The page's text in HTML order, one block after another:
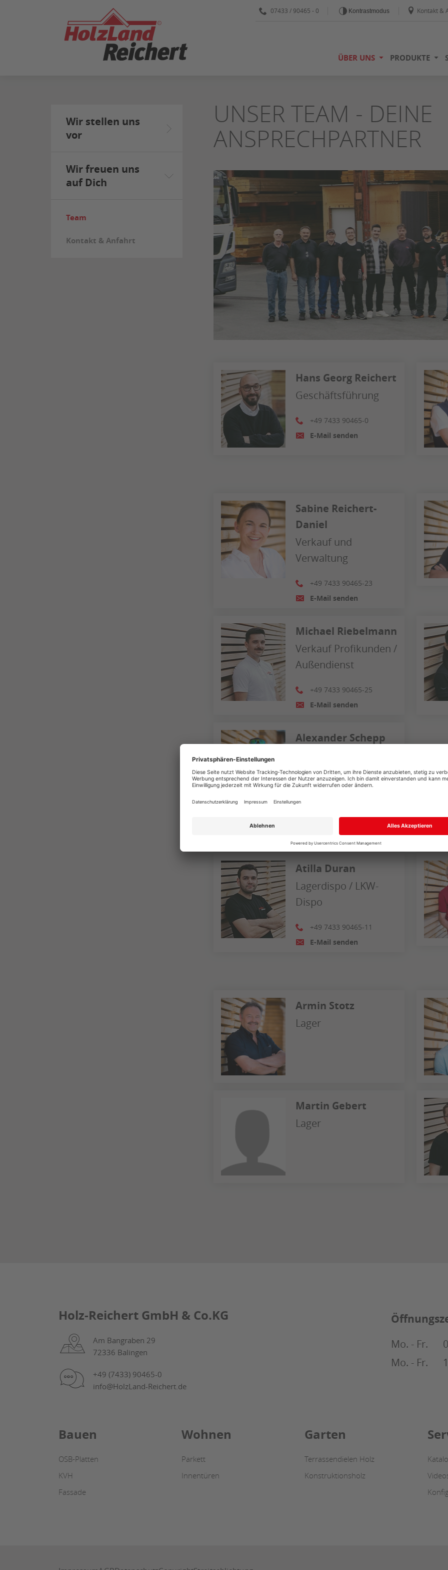
SEITENINHALT
07433 / 90465 - 0 Kontrastmodus Kontakt &
ÜBER UNS PRODUKTE
Wir stellen uns
vor
Wir freuen uns
auf Dich
Team
Kontakt & Anfahrt
UNSER TEAM - DEINE
ANSPRECHPARTNER
Hans Georg Reichert
Geschäftsführung
+49 7433 90465-0
E-Mail senden
Sabine Reichert-
Daniel
Verkauf und
Verwaltung
+49 7433 90465-23
E-Mail senden
Michael Riebelmann
Verkauf Profikunden /
Außendienst
+49 7433 90465-25
E-Mail senden
Alexander Schepp
Atilla Duran
Lagerdispo / LKW-
Dispo
+49 7433 90465-11
E-Mail senden
Armin Stotz
Lager
Martin Gebert
Lager
Holz-Reichert GmbH & Co.KG
Am Bangraben 29
72336 Balingen
+49 (7433) 90465-0
info@HolzLand-Reichert.de
Mo. - Fr.
Mo. - Fr.
Bauen
OSB-Platten
KVH
Fassade
Wohnen
Parkett
Innentüren
Garten
Terrassendielen Holz
Konstruktionsholz